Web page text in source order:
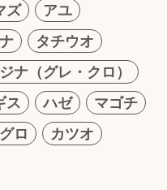
ズ
アユ
タチウオ
ナ（グレ・クロ）
ス ハゼ
マゴチ
ロ
カツオ